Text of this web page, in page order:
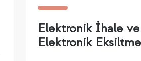
Elektronik İhale ve
Elektronik Eksiltme